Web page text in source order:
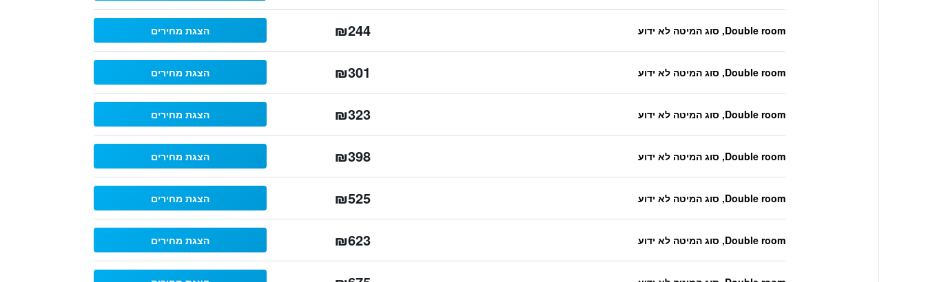
Double room, סוג המיטה לא ידוע ₪244 הצגת מחירים
Double room, סוג המיטה לא ידוע ₪301 הצגת מחירים
Double room, סוג המיטה לא ידוע ₪323 הצגת מחירים
Double room, סוג המיטה לא ידוע ₪398 הצגת מחירים
Double room, סוג המיטה לא ידוע ₪525 הצגת מחירים
Double room, סוג המיטה לא ידוע ₪623 הצגת מחירים